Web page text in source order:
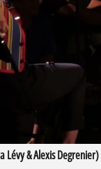
Lévy & Alexis